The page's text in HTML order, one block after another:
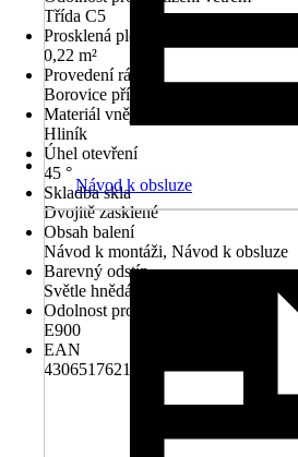
Třída C5
Prosklená plocha
0,22 m²
Provedení rámu
Borovice přírodní
Materiál vnějšího zakrytí
Hliník
Úhel otevření
45 °
Skladba skla
Dvojitě zasklené
Obsah balení
Návod k montáži, Návod k obsluze
Barevný odstín
Světle hnědá
Odolnost proti nárazovému dešti
E900
EAN
4306517621254
Návod k obsluze